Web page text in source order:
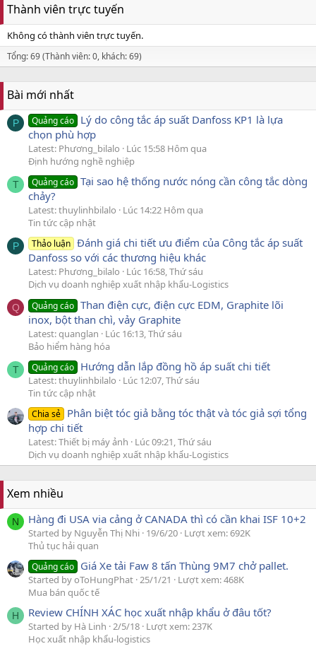
Thành viên trực tuyến
Không có thành viên trực tuyến.
Tổng: 69 (Thành viên: 0, khách: 69)
Bài mới nhất
P Quảng cáo Lý do công tắc áp suất Danfoss KP1 là lựa
chọn phù hợp
Latest: Phương_bilalo
Lúc 15:58 Hôm qua
Định hướng nghề nghiệp
T Quảng cáo Tại sao hệ thống nước nóng cần công tắc dòng
chảy?
Latest: thuylinhbilalo
Lúc 14:22 Hôm qua
Tin tức cập nhật
P Thảo luận Đánh giá chi tiết ưu điểm của Công tắc áp suất
Danfoss so với các thương hiệu khác
Latest: Phương_bilalo
Lúc 16:58, Thứ sáu
Dịch vụ doanh nghiệp xuất nhập khẩu-Logistics
Q Quảng cáo Than điện cực, điện cực EDM, Graphite lõi
inox, bột than chì, vảy Graphite
Latest: quanglan
Lúc 16:13, Thứ sáu
Bảo hiểm hàng hóa
T Quảng cáo Hướng dẫn lắp đồng hồ áp suất chi tiết
Latest: thuylinhbilalo
Lúc 12:07, Thứ sáu
Tin tức cập nhật
Chia sẻ Phân biệt tóc giả bằng tóc thật và tóc giả sợi tổng
hợp chi tiết
Latest: Thiết bị máy ảnh
Lúc 09:21, Thứ sáu
Dịch vụ doanh nghiệp xuất nhập khẩu-Logistics
Xem nhiều
N Hàng đi USA via cảng ở CANADA thì có cần khai ISF 10+2
Started by Nguyễn Thị Nhi 19/6/20 Lượt xem: 692K
Thủ tục hải quan
Quảng cáo Giá Xe tải Faw 8 tấn Thùng 9M7 chở pallet.
Started by oToHungPhat 25/1/21
Lượt xem: 468K
Mua bán quốc tế
H Review CHÍNH XÁC học xuất nhập khẩu ở đâu tốt?
Started by Hà Linh 2/5/18 Lượt xem: 237K
Học xuất nhập khẩu-logistics